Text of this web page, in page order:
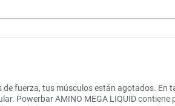
fuerza, tus músculos están agotados. En
Powerbar AMINO MEGA LIQUID